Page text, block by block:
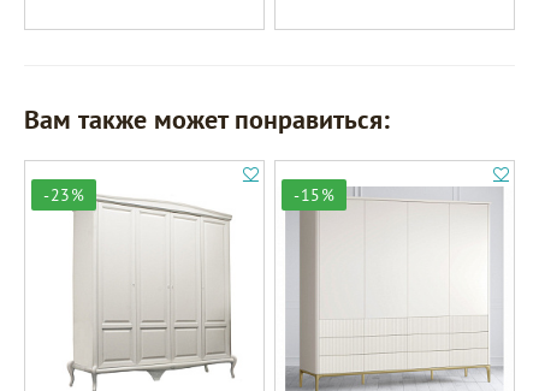
Вам также может понравиться:
-23% -15%